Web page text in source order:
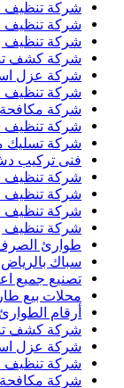
شركة تنظيف
شركة تنظيف
شركة تنظيف
شركة كشف
شركة عزل
شركة تنظيف
شركة
شركة تنظيف
شركة تسليك
فنى تركيب
شركة تنظيف
شركة تنظيف
شركة تنظيف
شركة تنظيف
طوارئ
سباك بالرياض
تصنيع جميع
محلات بيع
أرقام
شركة كشف
شركة عزل
شركة تنظيف
شركة